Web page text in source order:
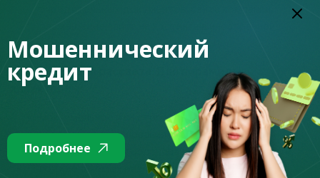
юрисдикции.
II этап – стадия рассвета. Для пирамиды
характерны:
максимальное и быстрое вовлечение новых
участников на основании кажущейся
продуманности и обоснованности деятельности,
подкрепляемых различными бонусными
Мошеннический
кредит
Подробнее